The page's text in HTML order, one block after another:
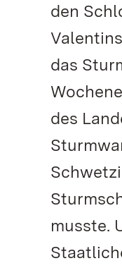
den
das
des
musste.